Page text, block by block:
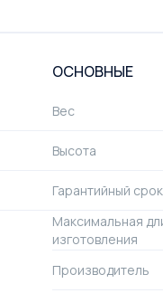
ОСНОВНЫЕ
Вес
Высота
Гарантийный срок
Максимальная
изготовления
Производитель